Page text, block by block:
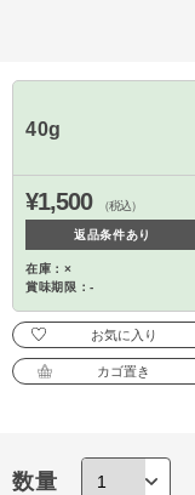
40g
¥1,500 （税込）
返品条件あり
在庫：×
賞味期限：-
お気に入り
カゴ置き
数量